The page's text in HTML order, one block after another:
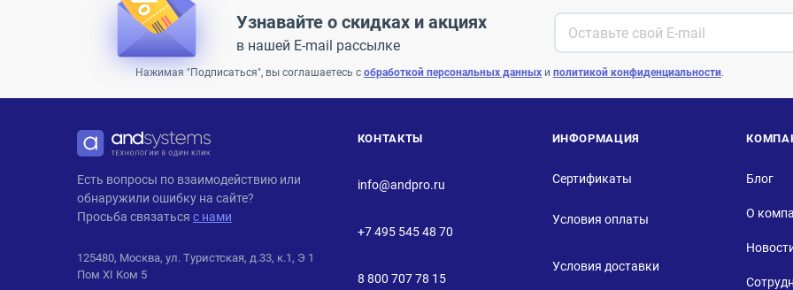
Узнавайте о скидках и акциях
в нашей E-mail рассылке
Нажимая "Подписаться", вы соглашаетесь с обработкой персональных данных и политикой конфиденциальности.
ANDPRO
Есть вопросы по взаимодействию или
обнаружили ошибку на сайте?
Просьба связаться с нами
125480, Москва, ул. Туристская, д.33, к.1, Э 1
Пом XI Ком 5
КОНТАКТЫ
info@andpro.ru
+7 495 545 48 70
8 800 707 78 15
ИНФОРМАЦИЯ
Сертификаты
Условия оплаты
Условия доставки
Блог
О